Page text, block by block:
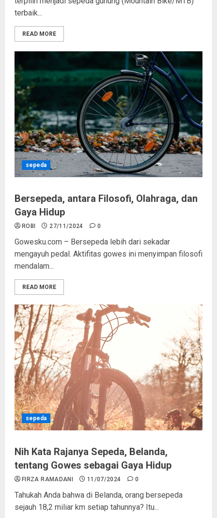
terbaik...
READ MORE
sepeda
Bersepeda, antara Filosofi, Olahraga, dan
Gaya Hidup
ROBI 27/11/2024 0
Gowesku.com – Bersepeda lebih dari sekadar
mengayuh pedal. Aktifitas gowes ini menyimpan filosofi
mendalam...
READ MORE
sepeda
Nih Kata Rajanya Sepeda, Belanda,
tentang Gowes sebagai Gaya Hidup
FIRZA RAMADANI 11/07/2024 0
Tahukah Anda bahwa di Belanda, orang bersepeda
sejauh 18,2 miliar km setiap tahunnya? Itu...